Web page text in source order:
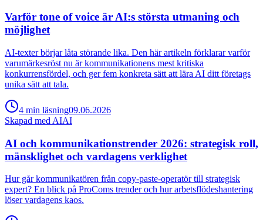
Varför tone of voice är AI:s största utmaning och
möjlighet
AI-texter börjar låta störande lika. Den här artikeln förklarar varför
varumärkesröst nu är kommunikationens mest kritiska
konkurrensfördel, och ger fem konkreta sätt att lära AI ditt företags
unika sätt att tala.
4 min läsning09.06.2026
Skapad med AIAI
AI och kommunikationstrender 2026: strategisk roll,
mänsklighet och vardagens verklighet
Hur går kommunikatören från copy-paste-operatör till strategisk
expert? En blick på ProComs trender och hur arbetsflödeshantering
löser vardagens kaos.